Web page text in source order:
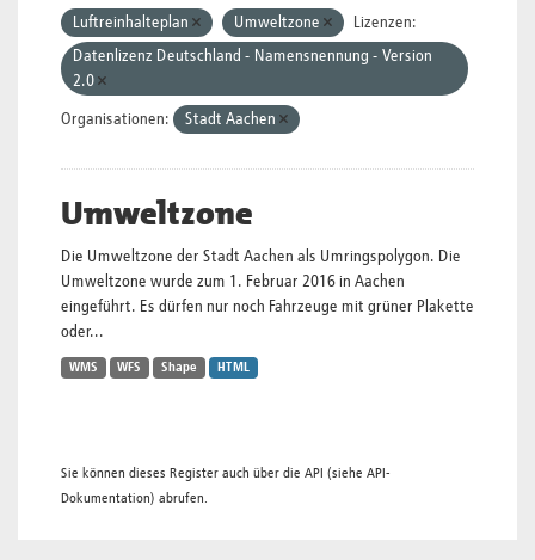
Luftreinhalteplan Umweltzone
Lizenzen:
Datenlizenz Deutschland - Namensnennung - Version
2.0
Organisationen: Stadt Aachen
Umweltzone
Die Umweltzone der Stadt Aachen als Umringspolygon. Die
Umweltzone wurde zum 1. Februar 2016 in Aachen
eingeführt. Es dürfen nur noch Fahrzeuge mit grüner Plakette
oder...
WMS WFS Shape HTML
Sie können dieses Register auch über die API (siehe API-
Dokumentation) abrufen.